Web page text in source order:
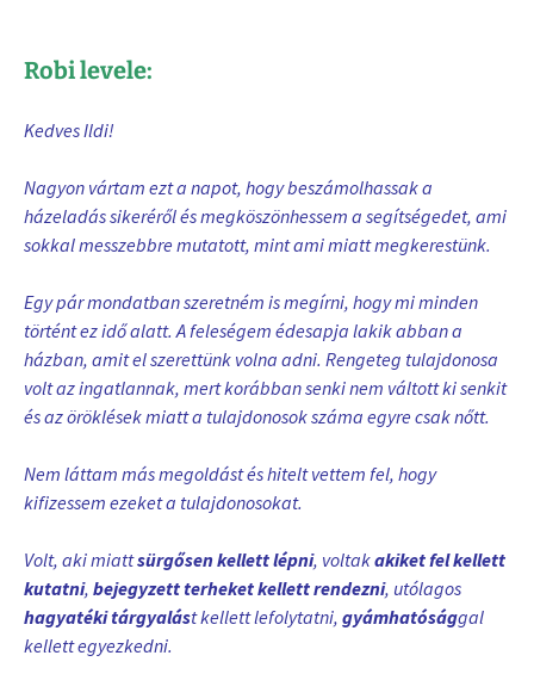
Robi levele:
Kedves Ildi!
Nagyon vártam ezt a napot, hogy beszámolhassak a
házeladás sikeréről és megköszönhessem a segítségedet, ami
sokkal messzebbre mutatott, mint ami miatt megkerestünk.
Egy pár mondatban szeretném is megírni, hogy mi minden
történt ez idő alatt. A feleségem édesapja lakik abban a
házban, amit el szerettünk volna adni. Rengeteg tulajdonosa
volt az ingatlannak, mert korábban senki nem váltott ki senkit
és az öröklések miatt a tulajdonosok száma egyre csak nőtt.
Nem láttam más megoldást és hitelt vettem fel, hogy
kifizessem ezeket a tulajdonosokat.
Volt, aki miattsürgősen kellett lépni, voltakakiket fel kellett
kutatni, bejegyzett terheket kellett rendezni, utólagos
hagyatéki tárgyalást kellett lefolytatni, gyámhatósággal
kellett egyezkedni.